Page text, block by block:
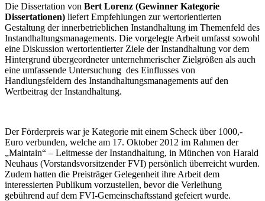
Die Dissertation von Bert Lorenz (Gewinner Kategorie
Dissertationen) liefert Empfehlungen zur wertorientierten
Gestaltung der innerbetrieblichen Instandhaltung im Themenfeld des
Instandhaltungsmanagements. Die vorgelegte Arbeit umfasst sowohl
eine Diskussion wertorientierter Ziele der Instandhaltung vor dem
Hintergrund übergeordneter unternehmerischer Zielgrößen als auch
eine umfassende Untersuchung des Einflusses von
Handlungsfeldern des Instandhaltungsmanagements auf den
Wertbeitrag der Instandhaltung.
Der Förderpreis war je Kategorie mit einem Scheck über 1000,-
Euro verbunden, welche am 17. Oktober 2012 im Rahmen der
„Maintain“ – Leitmesse der Instandhaltung, in München von Harald
Neuhaus (Vorstandsvorsitzender FVI) persönlich überreicht wurden.
Zudem hatten die Preisträger Gelegenheit ihre Arbeit dem
interessierten Publikum vorzustellen, bevor die Verleihung
gebührend auf dem FVI-Gemeinschaftsstand gefeiert wurde.